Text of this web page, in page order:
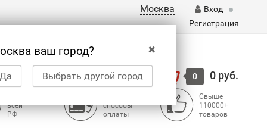
Москва
✖
ваш город?
Да Выбрать другой город
Вход
Регистрация
Корзина 0 0 руб.
всей
РФ
способы
оплаты
Свыше
110000+
товаров